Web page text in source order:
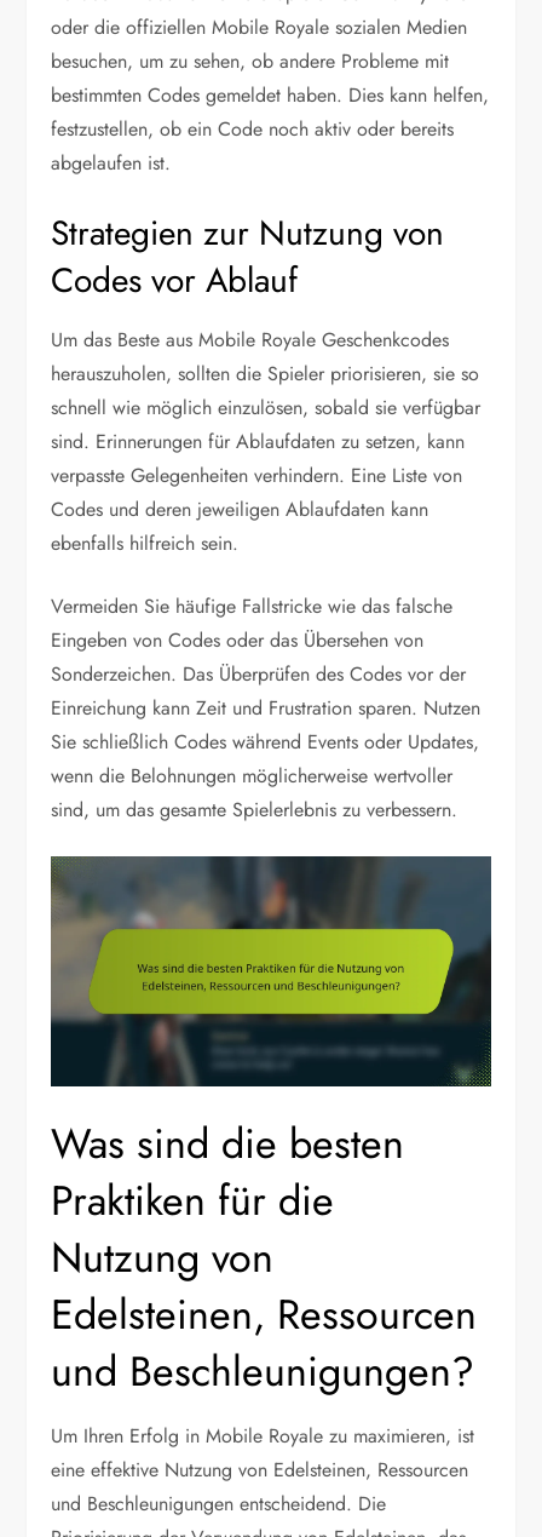
oder die offiziellen Mobile Royale sozialen Medien
besuchen, um zu sehen, ob andere Probleme mit
bestimmten Codes gemeldet haben. Dies kann helfen,
festzustellen, ob ein Code noch aktiv oder bereits
abgelaufen ist.
Strategien zur Nutzung von
Codes vor Ablauf
Um das Beste aus Mobile Royale Geschenkcodes
herauszuholen, sollten die Spieler priorisieren, sie so
schnell wie möglich einzulösen, sobald sie verfügbar
sind. Erinnerungen für Ablaufdaten zu setzen, kann
verpasste Gelegenheiten verhindern. Eine Liste von
Codes und deren jeweiligen Ablaufdaten kann
ebenfalls hilfreich sein.
Vermeiden Sie häufige Fallstricke wie das falsche
Eingeben von Codes oder das Übersehen von
Sonderzeichen. Das Überprüfen des Codes vor der
Einreichung kann Zeit und Frustration sparen. Nutzen
Sie schließlich Codes während Events oder Updates,
wenn die Belohnungen möglicherweise wertvoller
sind, um das gesamte Spielerlebnis zu verbessern.
Was sind die besten
Praktiken für die
Nutzung von
Edelsteinen, Ressourcen
und Beschleunigungen?
Um Ihren Erfolg in Mobile Royale zu maximieren, ist
eine effektive Nutzung von Edelsteinen, Ressourcen
und Beschleunigungen entscheidend. Die